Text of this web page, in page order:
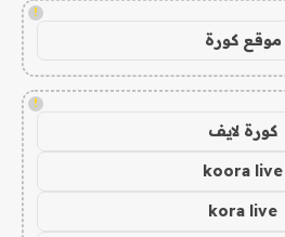
!
موقع كورة
!
كورة لايف
koora live
kora live